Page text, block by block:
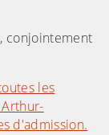
conjointement
les
d'admission.